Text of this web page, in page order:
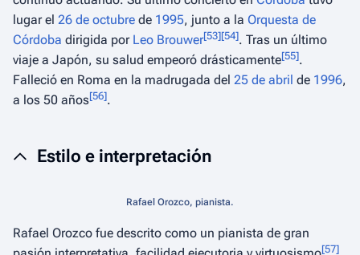
lugar el 26 de octubre de 1995, junto a la Orquesta de
Córdoba dirigida por Leo Brouwer[53][54]. Tras un último
viaje a Japón, su salud empeoró drásticamente[55].
Falleció en Roma en la madrugada del 25 de abril de 1996,
a los 50 años[56].
Estilo e interpretación
Rafael Orozco, pianista.
Rafael Orozco fue descrito como un pianista de gran
[57]